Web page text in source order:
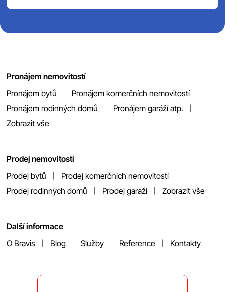
Pronájem nemovitostí
Pronájem bytů
Pronájem komerčních nemovitostí
Pronájem rodinných domů
Pronájem garáží atp.
Zobrazit vše
Prodej nemovitostí
Prodej bytů
Prodej komerčních nemovitostí
Prodej rodinných domů
Prodej garáží Zobrazit vše
Další informace
O Bravis
Blog Služby Reference Kontakty